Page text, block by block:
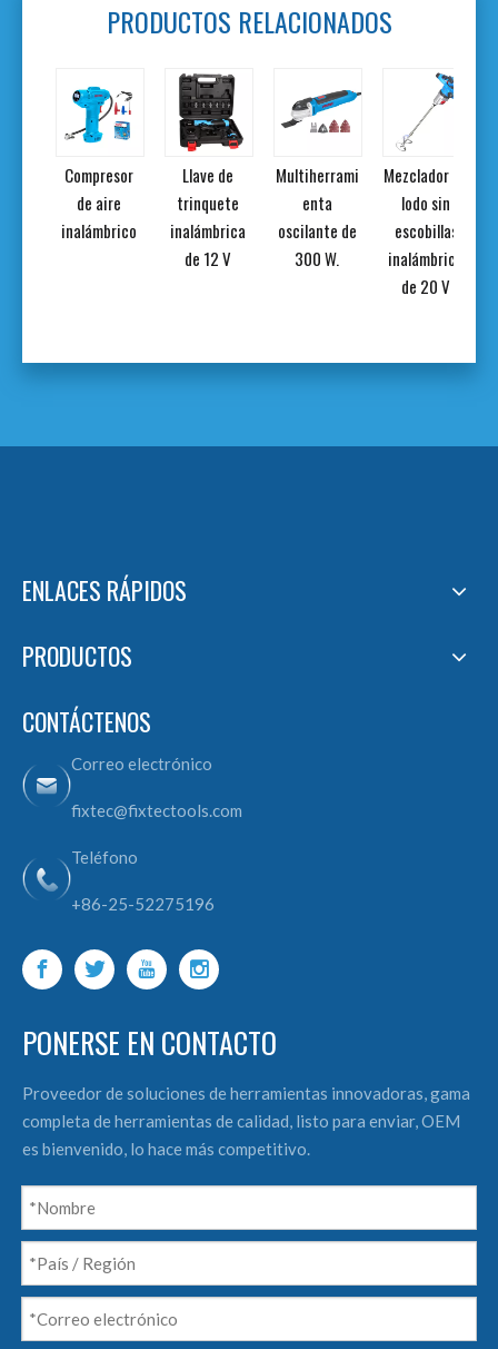
PRODUCTOS RELACIONADOS
Compresor
de aire
inalámbrico
Llave de
trinquete
inalámbrica
de 12 V
Multiherrami
enta
oscilante de
300 W.
Mezclador de
lodo sin
escobillas
inalámbrico
de 20 V
ENLACES RÁPIDOS
PRODUCTOS
CONTÁCTENOS
Correo electrónico
fixtec@fixtectools.com
Teléfono
+86-25-52275196
PONERSE EN CONTACTO
Proveedor de soluciones de herramientas innovadoras, gama
completa de herramientas de calidad, listo para enviar, OEM
es bienvenido, lo hace más competitivo.